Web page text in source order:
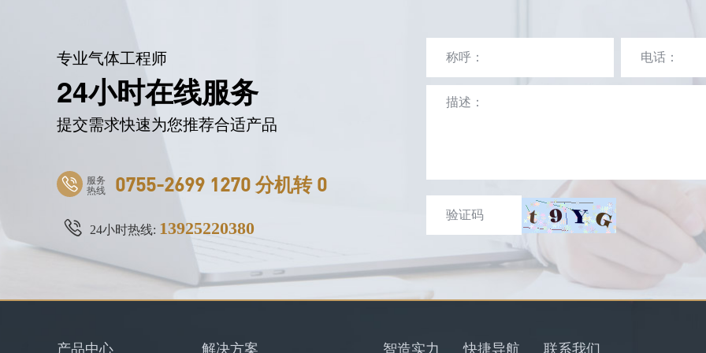
专业气体工程师
24小时在线服务
提交需求快速为您推荐合适产品
服务
热线 0755-2699 1270 分机转 0
24小时热线: 13925220380
产品中心 解决方案 智造实力 快捷导航 联系我们